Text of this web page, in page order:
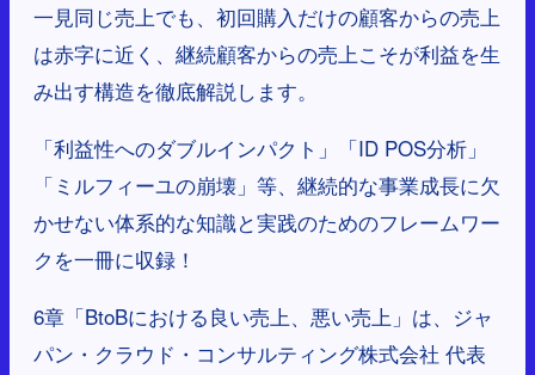
一見同じ売上でも、初回購入だけの顧客からの売上
は赤字に近く、継続顧客からの売上こそが利益を生
み出す構造を徹底解説します。
「利益性へのダブルインパクト」「ID POS分析」
「ミルフィーユの崩壊」等、継続的な事業成長に欠
かせない体系的な知識と実践のためのフレームワー
クを一冊に収録！
6章「BtoBにおける良い売上、悪い売上」は、ジャ
パン・クラウド・コンサルティング株式会社 代表